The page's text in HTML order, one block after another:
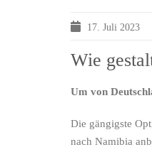
17. Juli 2023
Wie
Um von
Die gängigste
nach Namibia